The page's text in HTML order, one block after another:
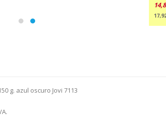
g. azul oscuro Jovi 7113